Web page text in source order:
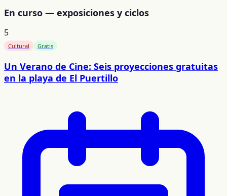
En curso — exposiciones y ciclos
5
Cultural Gratis
Un Verano de Cine: Seis proyecciones gratuitas
en la playa de El Puertillo